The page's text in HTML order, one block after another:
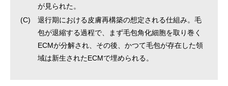
が見られた。
(C)
退行期における皮膚再構築の想定される仕組み。毛
包が退縮する過程で、まず毛包角化細胞を取り巻く
ECMが分解され、その後、かつて毛包が存在した領
域は新生されたECMで埋められる。